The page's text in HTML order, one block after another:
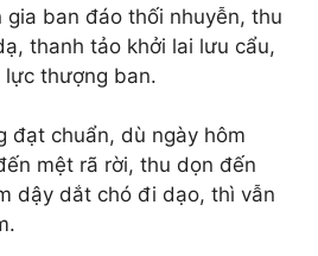
ban đáo thối nhuyễn, thu
thanh tảo khởi lai lưu cẩu,
lực thượng ban.
đạt chuẩn, dù ngày hôm
mệt rã rời, thu dọn đến
dậy dắt chó đi dạo, thì vẫn